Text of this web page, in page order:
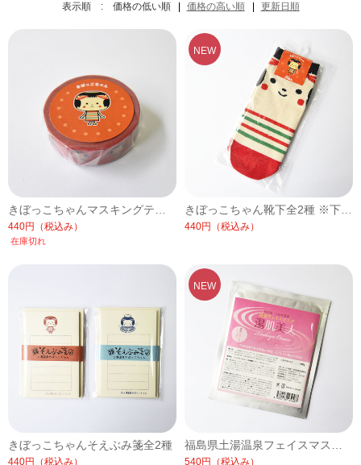
表示順 : 価格の低い順 価格の高い順 更新日順
440円 （税込み）
在庫切れ
440円 （税込み）
きぼっこちゃんそえぶみ箋全2種
440円 （税込み） 540円 （税込み）